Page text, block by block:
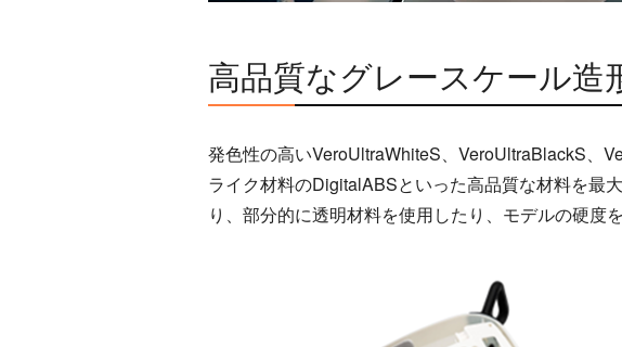
高品質なグレースケール造
発色性の高いVeroUltraWhiteS、VeroUltraBlackS、
ライク材料のDigitalABSといった高品質な材料を最
り、部分的に透明材料を使用したり、モデルの硬度